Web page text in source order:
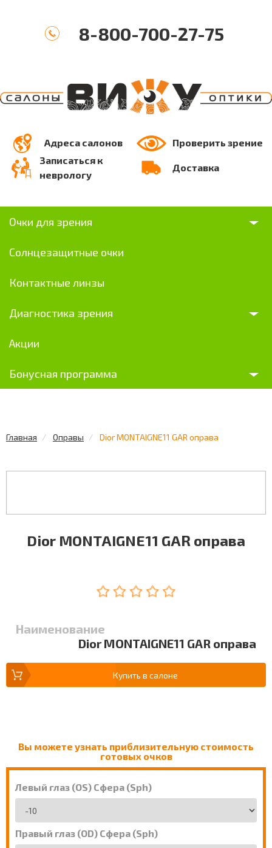
8-800-700-27-75
Адреса салонов
Проверить зрение
Записаться к
неврологу
Доставка
Очки для зрения
Солнцезащитные очки
Контактные линзы
Диагностика зрения
Акции
Бонусная программа
Главная Оправы Dior MONTAIGNE11 GAR оправа
Dior MONTAIGNE11 GAR оправа
Наименование
Dior MONTAIGNE11 GAR оправа
Купить в салоне
Вы можете узнать приблизительную стоимость
готовых очков
Левый глаз (OS) Сфера (Sph)
Правый глаз (OD) Сфера (Sph)